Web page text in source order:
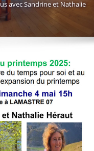
avec Sandrine et Nathalie